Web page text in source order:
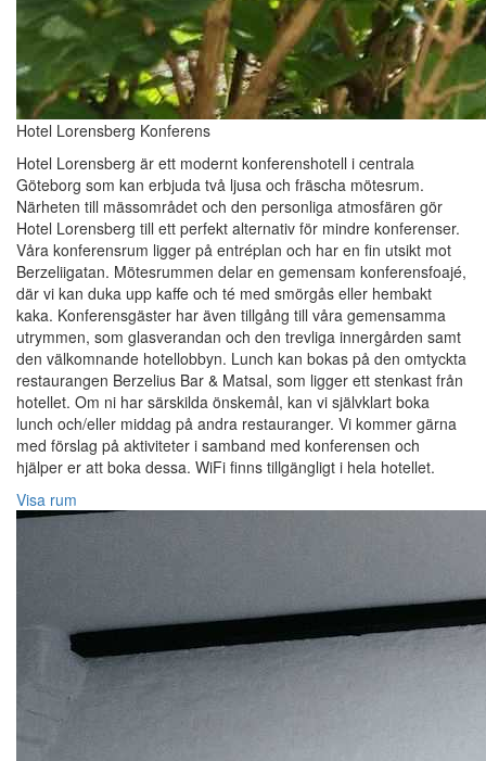
Hotel Lorensberg Konferens
Hotel Lorensberg är ett modernt konferenshotell i centrala
Göteborg som kan erbjuda två ljusa och fräscha mötesrum.
Närheten till mässområdet och den personliga atmosfären gör
Hotel Lorensberg till ett perfekt alternativ för mindre konferenser.
Våra konferensrum ligger på entréplan och har en fin utsikt mot
Berzeliigatan. Mötesrummen delar en gemensam konferensfoajé,
där vi kan duka upp kaffe och té med smörgås eller hembakt
kaka. Konferensgäster har även tillgång till våra gemensamma
utrymmen, som glasverandan och den trevliga innergården samt
den välkomnande hotellobbyn. Lunch kan bokas på den omtyckta
restaurangen Berzelius Bar & Matsal, som ligger ett stenkast från
hotellet. Om ni har särskilda önskemål, kan vi självklart boka
lunch och/eller middag på andra restauranger. Vi kommer gärna
med förslag på aktiviteter i samband med konferensen och
hjälper er att boka dessa. WiFi finns tillgängligt i hela hotellet.
Visa rum